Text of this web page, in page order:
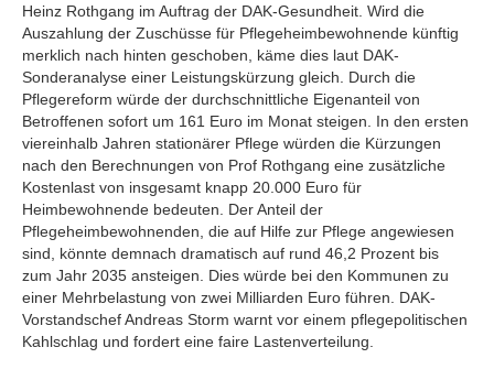
Heinz Rothgang im Auftrag der DAK-Gesundheit. Wird die
Auszahlung der Zuschüsse für Pflegeheimbewohnende künftig
merklich nach hinten geschoben, käme dies laut DAK-
Sonderanalyse einer Leistungskürzung gleich. Durch die
Pflegereform würde der durchschnittliche Eigenanteil von
Betroffenen sofort um 161 Euro im Monat steigen. In den ersten
viereinhalb Jahren stationärer Pflege würden die Kürzungen
nach den Berechnungen von Prof Rothgang eine zusätzliche
Kostenlast von insgesamt knapp 20.000 Euro für
Heimbewohnende bedeuten. Der Anteil der
Pflegeheimbewohnenden, die auf Hilfe zur Pflege angewiesen
sind, könnte demnach dramatisch auf rund 46,2 Prozent bis
zum Jahr 2035 ansteigen. Dies würde bei den Kommunen zu
einer Mehrbelastung von zwei Milliarden Euro führen. DAK-
Vorstandschef Andreas Storm warnt vor einem pflegepolitischen
Kahlschlag und fordert eine faire Lastenverteilung.